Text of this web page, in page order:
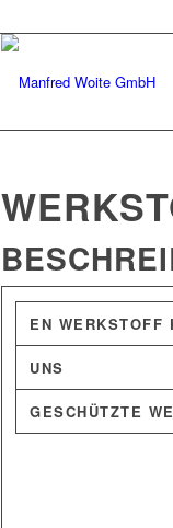
EN WERKSTOFF
UNS
GESCHÜTZTE